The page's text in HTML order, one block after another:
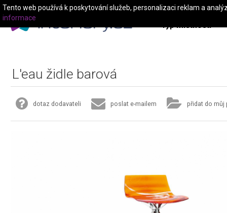
Typ místnosti
L'eau židle barová
dotaz dodavateli poslat e-mailem přidat do můj
Tento web používá k poskytování služeb, personalizaci reklam a
informace